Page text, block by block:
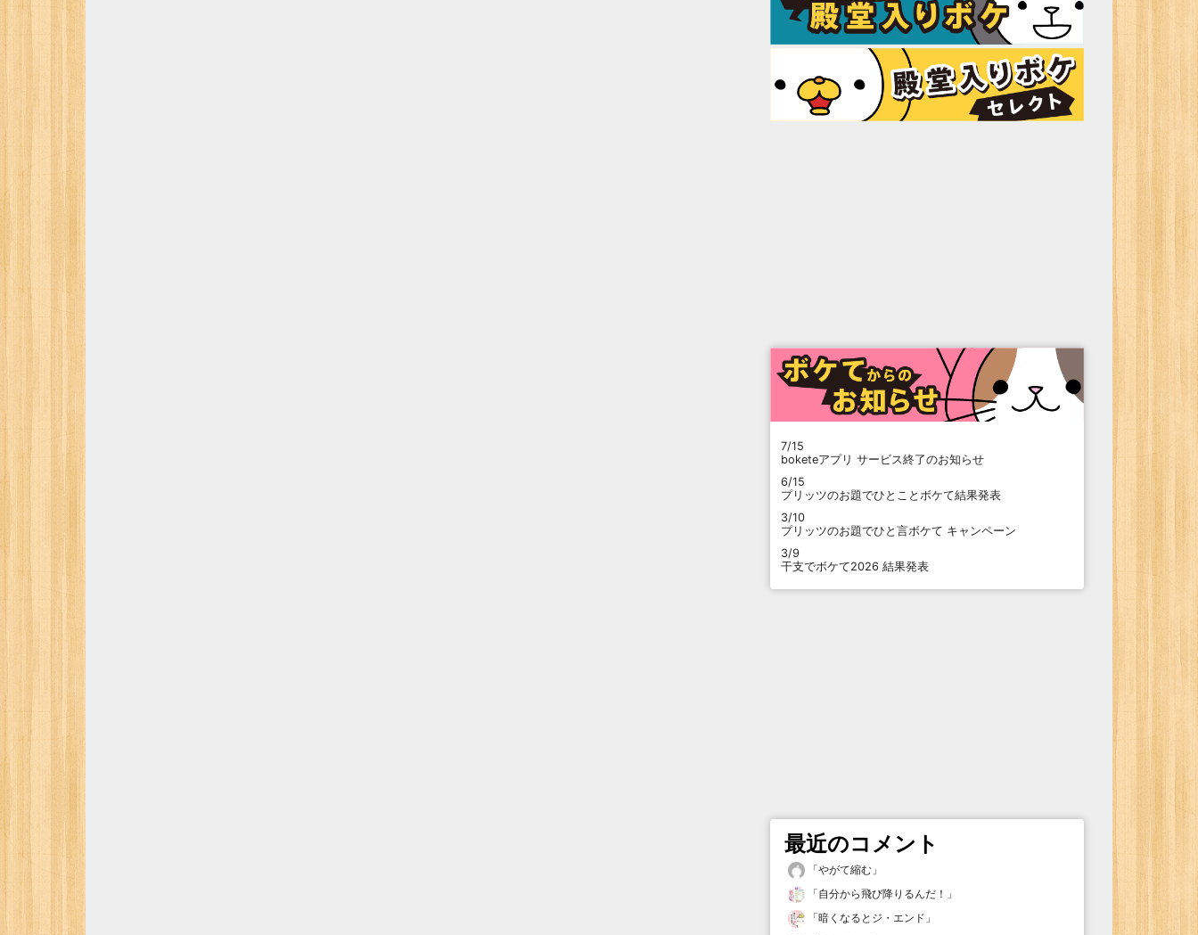
7/15
boketeアプリ サービス終了のお知らせ
6/15
プリッツのお題でひとことボケて結果発表
3/10
プリッツのお題でひと言ボケて キャンペーン
3/9
干支でボケて2026 結果発表
最近のコメント
「やがて縮む 」
「自分から飛び降りるんだ！ 」
「暗くなるとジ・エンド 」